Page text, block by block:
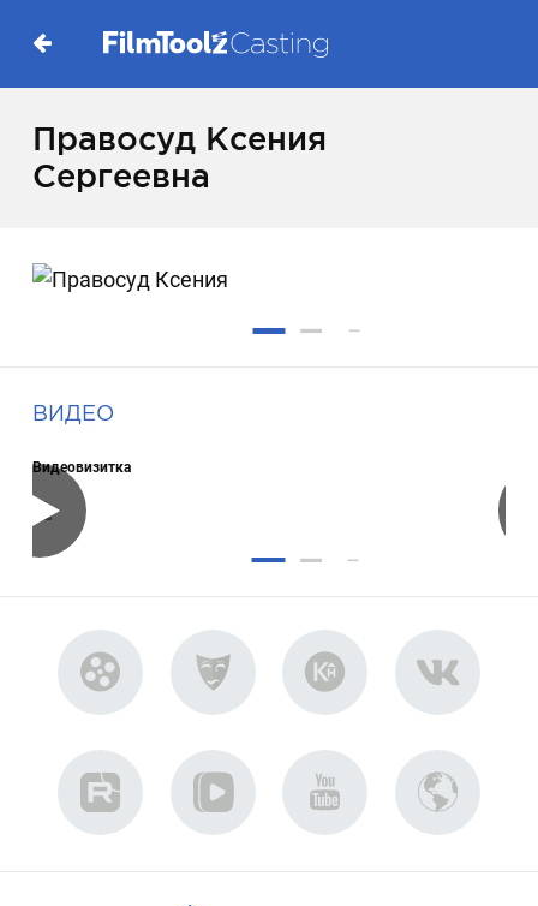
Правосуд Ксения
Сергеевна
ВИДЕО
Видеовизитка